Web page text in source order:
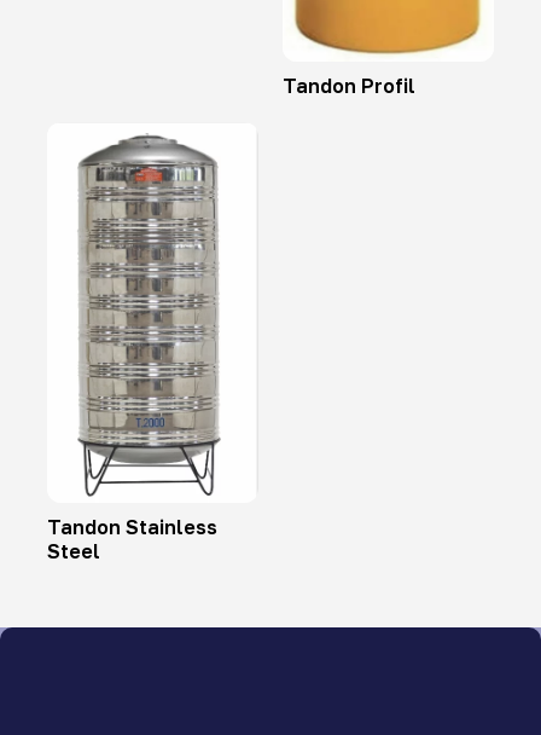
Tandon Profil
Tandon Stainless
Steel